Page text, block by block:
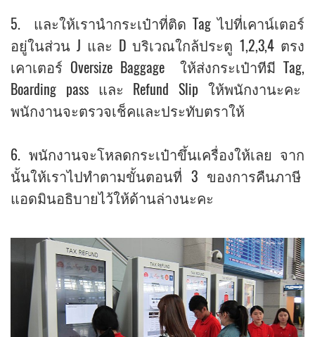
5. และให้เรานำกระเป๋าที่ติด Tag ไปที่เคาน์เตอร์
อยู่ในส่วน J และ D บริเวณใกล้ประตู 1,2,3,4 ตรง
เคาเตอร์ Oversize Baggage ให้ส่งกระเป๋าทีมี Tag,
Boarding pass และ Refund Slip ให้พนักงานะคะ
พนักงานจะตรวจเช็คและประทับตราให้
6. พนักงานจะโหลดกระเป๋าขึ้นเครื่องให้เลย จาก
นั้นให้เราไปทำตามขั้นตอนที่ 3 ของการคืนภาษี
แอดมินอธิบายไว้ให้ด้านล่างนะคะ